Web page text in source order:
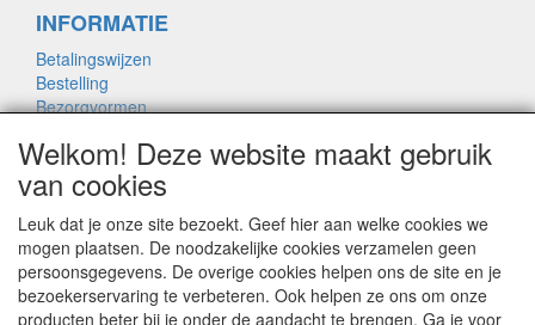
INFORMATIE
Betalingswijzen
Bestelling
Bezorgvormen
Framemaat
OVER ONS
Contact
Garantie
Privacyverklaring
Welkom! Deze website maakt gebruik
van cookies
Leuk dat je onze site bezoekt. Geef hier aan welke cookies we
mogen plaatsen. De noodzakelijke cookies verzamelen geen
persoonsgegevens. De overige cookies helpen ons de site en je
bezoekerservaring te verbeteren. Ook helpen ze ons om onze
producten beter bij je onder de aandacht te brengen. Ga je voor